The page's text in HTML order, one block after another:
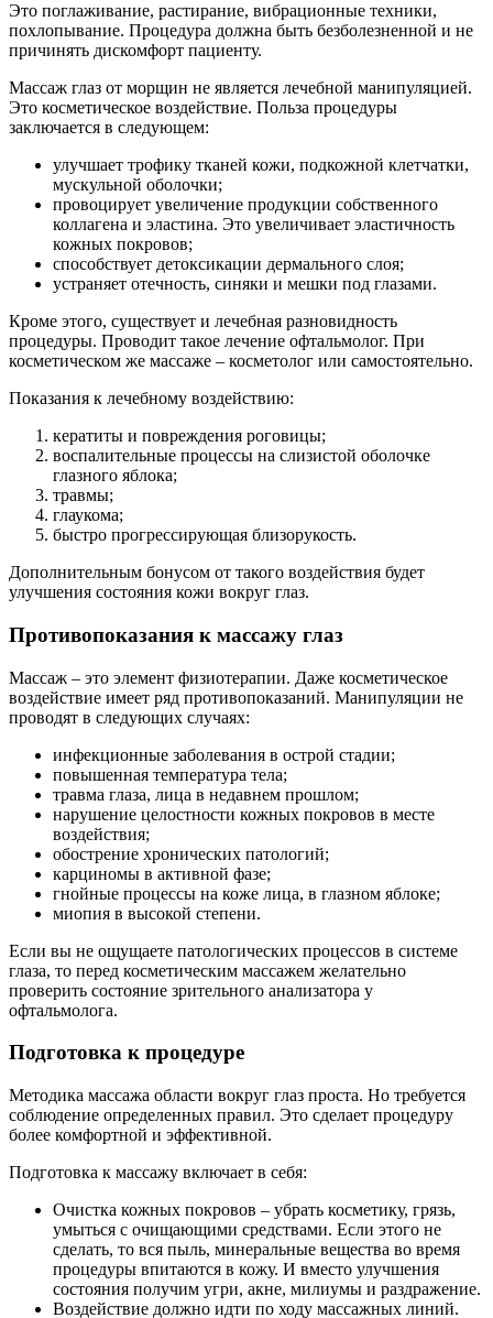
Это поглаживание, растирание, вибрационные техники,
похлопывание. Процедура должна быть безболезненной и не
причинять дискомфорт пациенту.
Массаж глаз от морщин не является лечебной манипуляцией.
Это косметическое воздействие. Польза процедуры
заключается в следующем:
улучшает трофику тканей кожи, подкожной клетчатки,
мускульной оболочки;
провоцирует увеличение продукции собственного
коллагена и эластина. Это увеличивает эластичность
кожных покровов;
способствует детоксикации дермального слоя;
устраняет отечность, синяки и мешки под глазами.
Кроме этого, существует и лечебная разновидность
процедуры. Проводит такое лечение офтальмолог. При
косметическом же массаже – косметолог или самостоятельно.
Показания к лечебному воздействию:
кератиты и повреждения роговицы;
воспалительные процессы на слизистой оболочке
глазного яблока;
травмы;
глаукома;
быстро прогрессирующая близорукость.
Дополнительным бонусом от такого воздействия будет
улучшения состояния кожи вокруг глаз.
Противопоказания к массажу глаз
Массаж – это элемент физиотерапии. Даже косметическое
воздействие имеет ряд противопоказаний. Манипуляции не
проводят в следующих случаях:
инфекционные заболевания в острой стадии;
повышенная температура тела;
травма глаза, лица в недавнем прошлом;
нарушение целостности кожных покровов в месте
воздействия;
обострение хронических патологий;
карциномы в активной фазе;
гнойные процессы на коже лица, в глазном яблоке;
миопия в высокой степени.
Если вы не ощущаете патологических процессов в системе
глаза, то перед косметическим массажем желательно
проверить состояние зрительного анализатора у
офтальмолога.
Подготовка к процедуре
Методика массажа области вокруг глаз проста. Но требуется
соблюдение определенных правил. Это сделает процедуру
более комфортной и эффективной.
Подготовка к массажу включает в себя:
Очистка кожных покровов – убрать косметику, грязь,
умыться с очищающими средствами. Если этого не
сделать, то вся пыль, минеральные вещества во время
процедуры впитаются в кожу. И вместо улучшения
состояния получим угри, акне, милиумы и раздражение.
Воздействие должно идти по ходу массажных линий.